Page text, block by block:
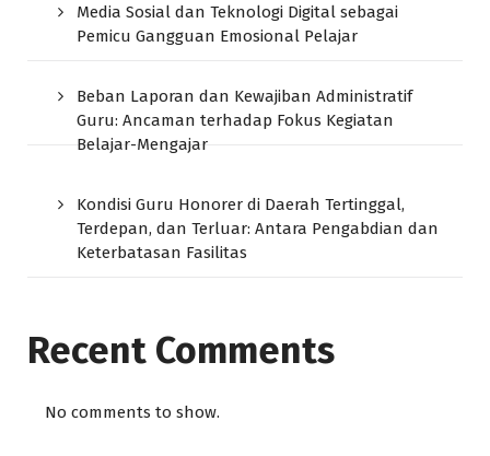
Media Sosial dan Teknologi Digital sebagai
Pemicu Gangguan Emosional Pelajar
Beban Laporan dan Kewajiban Administratif
Guru: Ancaman terhadap Fokus Kegiatan
Belajar-Mengajar
Kondisi Guru Honorer di Daerah Tertinggal,
Terdepan, dan Terluar: Antara Pengabdian dan
Keterbatasan Fasilitas
Recent Comments
No comments to show.